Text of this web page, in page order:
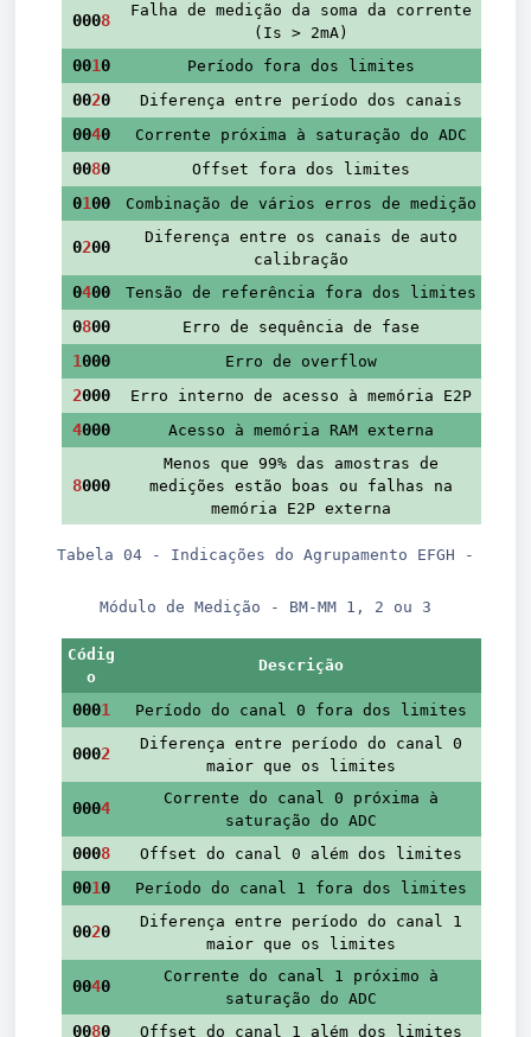
0008
Falha de medição da soma da corrente
(Is > 2mA)
0010 Período fora dos limites
0020 Diferença entre período dos canais
0040 Corrente próxima à saturação do ADC
0080 Offset fora dos limites
0100 Combinação de vários erros de medição
0200
Diferença entre os canais de auto
calibração
0400 Tensão de referência fora dos limites
0800 Erro de sequência de fase
1000 Erro de overflow
2000 Erro interno de acesso à memória E2P
4000 Acesso à memória RAM externa
8000
Menos que 99% das amostras de
medições estão boas ou falhas na
memória E2P externa
Tabela 04 - Indicações do Agrupamento EFGH -
Módulo de Medição - BM-MM 1, 2 ou 3
Códig
o
Descrição
0001 Período do canal 0 fora dos limites
0002
Diferença entre período do canal 0
maior que os limites
0004
Corrente do canal 0 próxima à
saturação do ADC
0008 Offset do canal 0 além dos limites
0010 Período do canal 1 fora dos limites
0020
Diferença entre período do canal 1
maior que os limites
0040
Corrente do canal 1 próximo à
saturação do ADC
0080 Offset do canal 1 além dos limites